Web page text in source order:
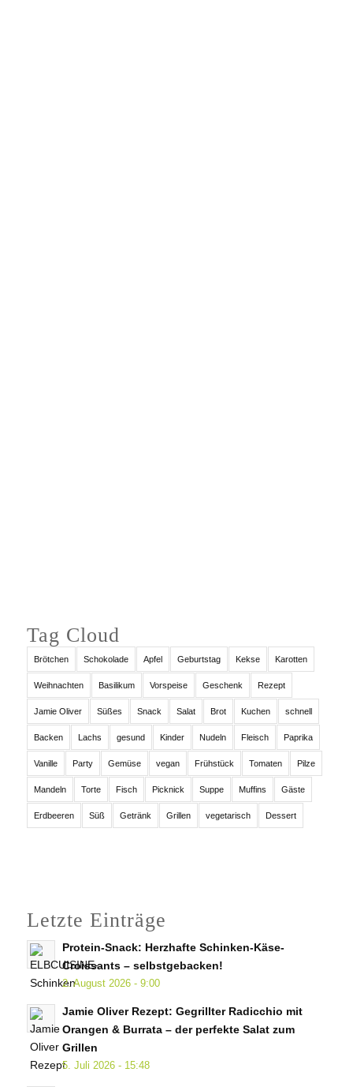
Tag Cloud
Brötchen Schokolade Apfel Geburtstag Kekse Karotten
Weihnachten Basilikum Vorspeise Geschenk Rezept
Jamie Oliver Süßes Snack Salat Brot Kuchen schnell
Backen Lachs gesund Kinder Nudeln Fleisch Paprika
Vanille Party Gemüse vegan Frühstück Tomaten Pilze
Mandeln Torte Fisch Picknick Suppe Muffins Gäste
Erdbeeren Süß Getränk Grillen vegetarisch Dessert
Letzte Einträge
Protein-Snack: Herzhafte Schinken-Käse-
Croissants – selbstgebacken!
2. August 2026 - 9:00
Jamie Oliver Rezept: Gegrillter Radicchio mit
Orangen & Burrata – der perfekte Salat zum
Grillen
5. Juli 2026 - 15:48